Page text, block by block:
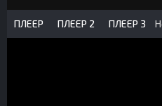
ПЛЕЕР ПЛЕЕР 2 ПЛЕЕР 3